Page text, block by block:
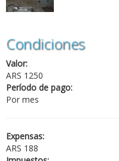
Condiciones
Valor:
ARS 1250
Período de pago:
Por mes
Expensas:
ARS 188